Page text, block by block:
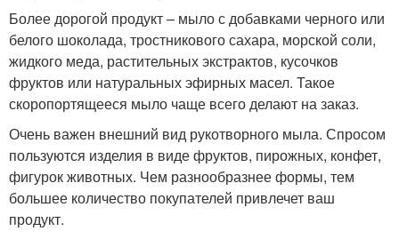
Более дорогой продукт – мыло с добавками черного или
белого шоколада, тростникового сахара, морской соли,
жидкого меда, растительных экстрактов, кусочков
фруктов или натуральных эфирных масел. Такое
скоропортящееся мыло чаще всего делают на заказ.
Очень важен внешний вид рукотворного мыла. Спросом
пользуются изделия в виде фруктов, пирожных, конфет,
фигурок животных. Чем разнообразнее формы, тем
большее количество покупателей привлечет ваш
продукт.